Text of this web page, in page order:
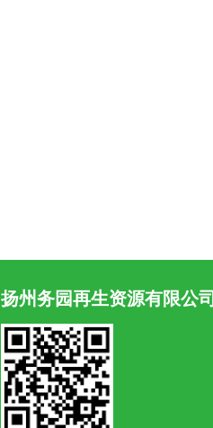
扬州务园再生资源有限公司